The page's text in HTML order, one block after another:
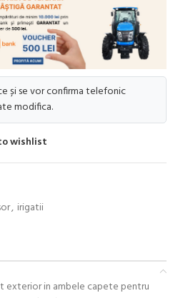
și se vor confirma telefonic
modifica.
wishlist
, irigatii
exterior in ambele capete pentru